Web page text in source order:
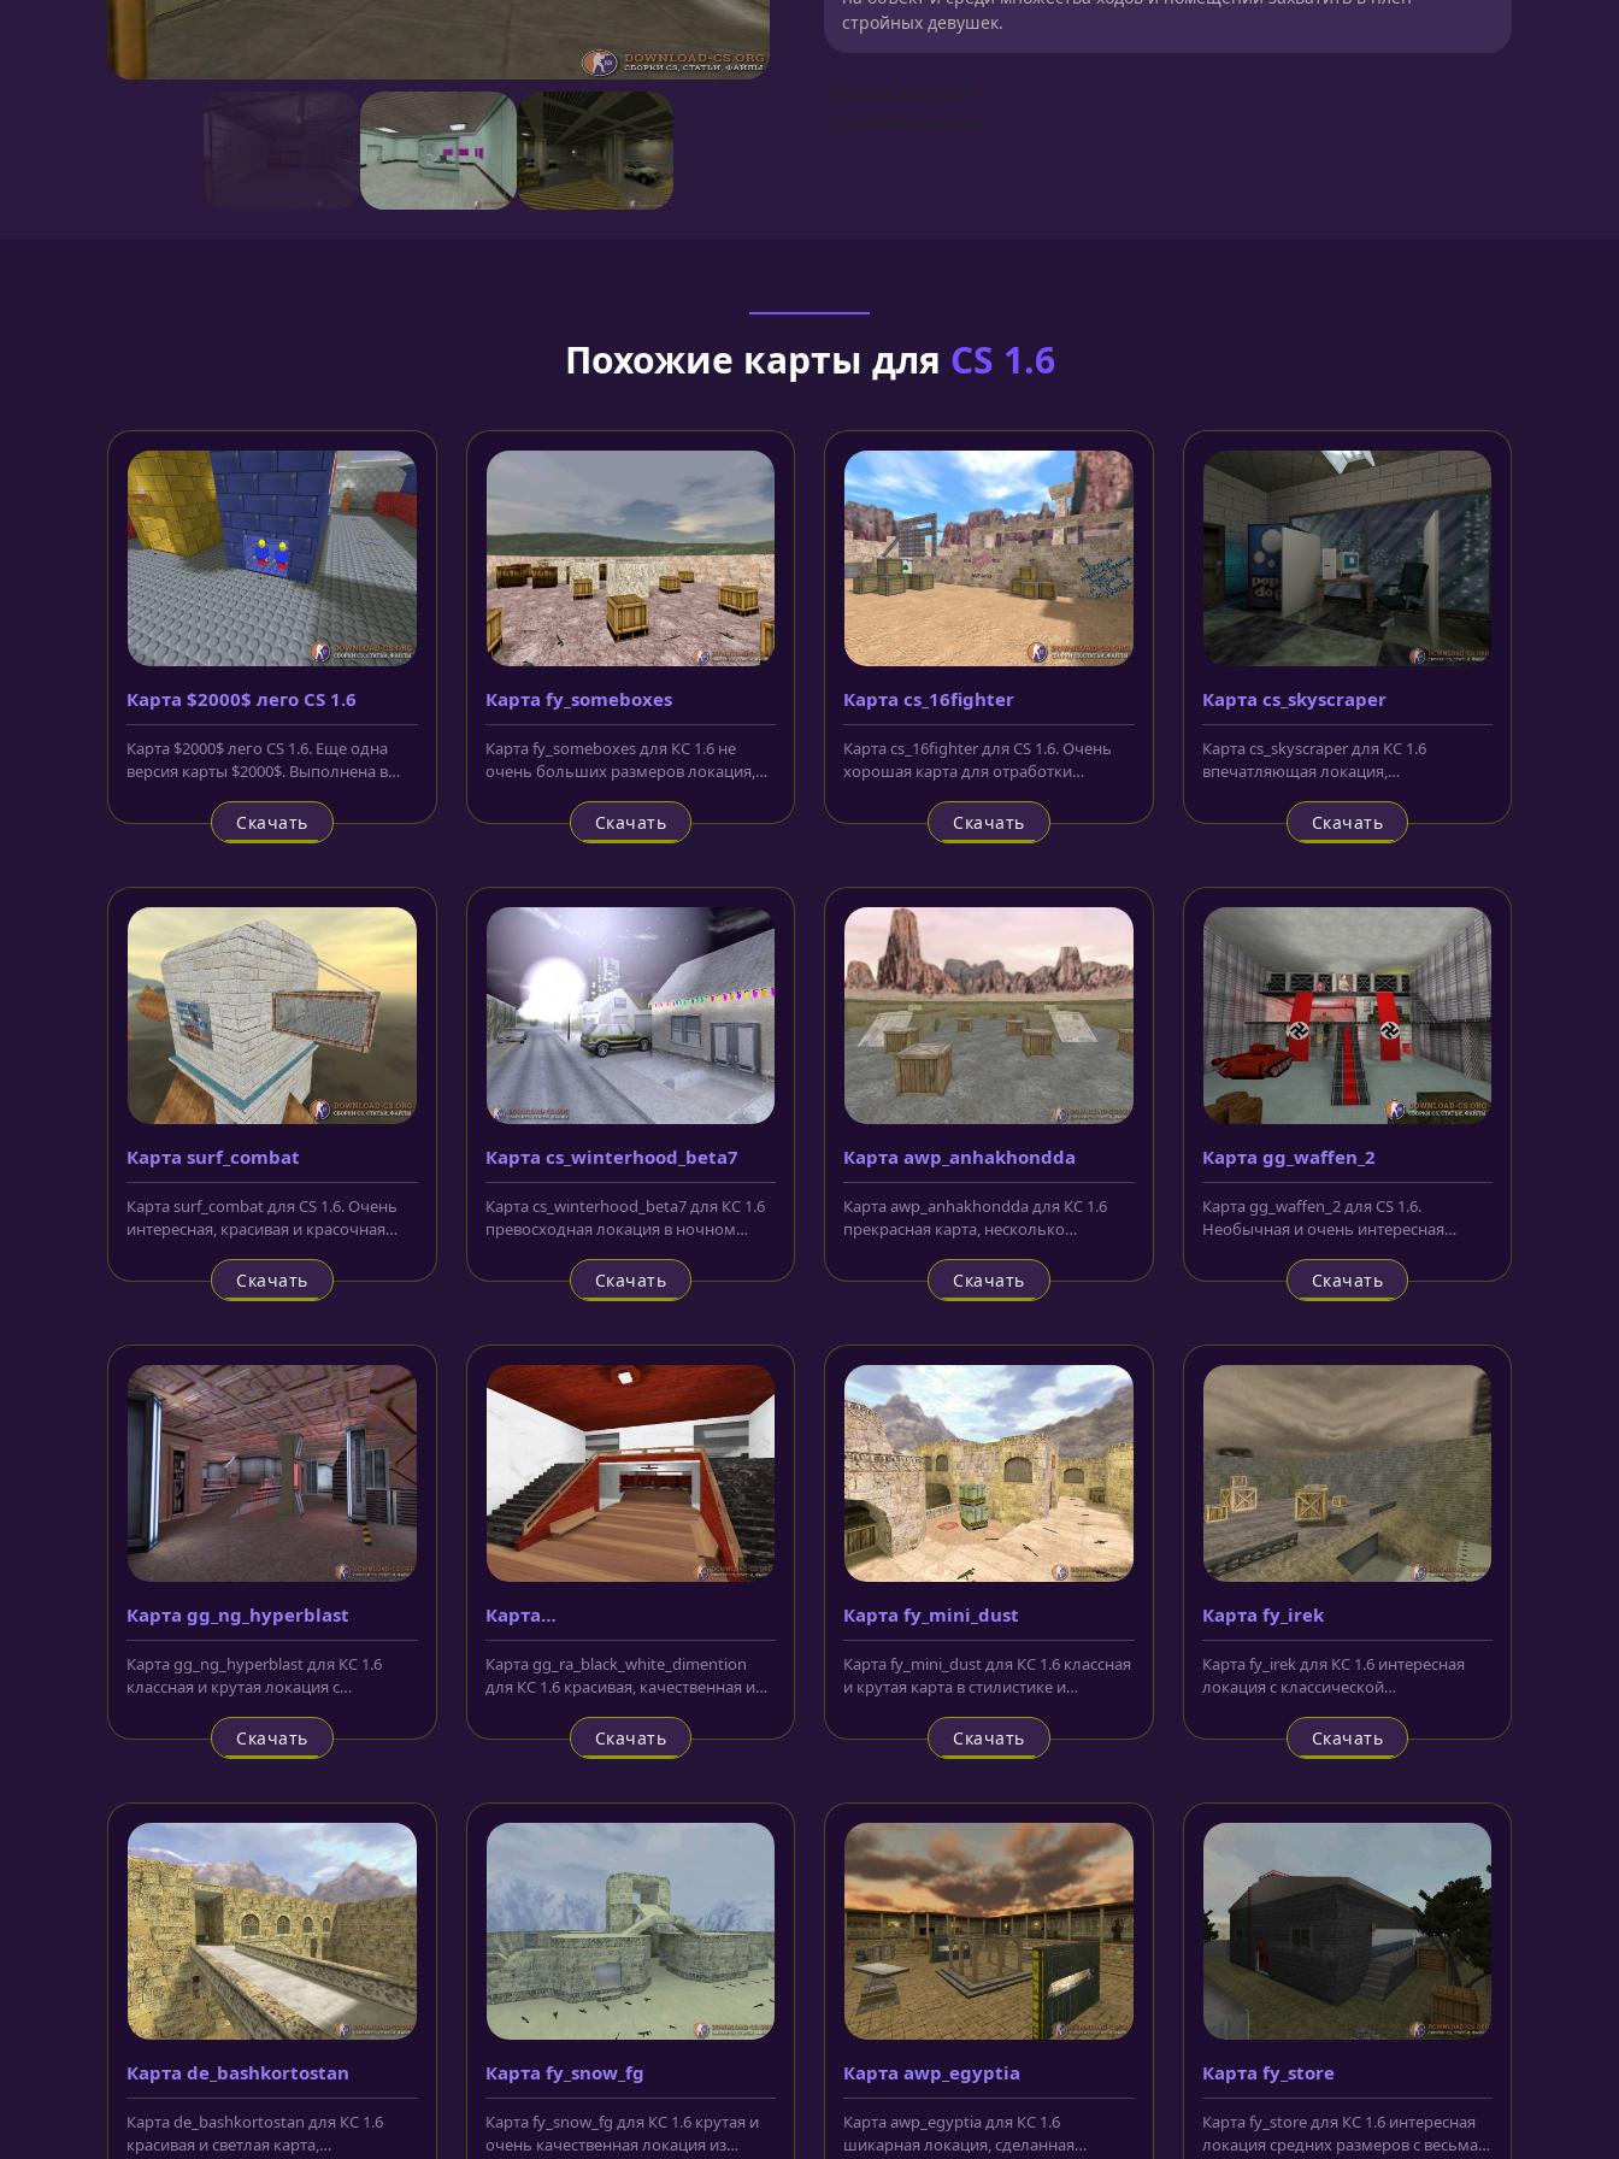
стройных девушек.
Похожие карты для CS 1.6
Карта $2000$ лего CS 1.6
Карта $2000$ лего CS 1.6. Еще одна
версия карты $2000$. Выполнена в
Скачать
Карта fy_someboxes
Карта fy_someboxes для КС 1.6 не
очень больших размеров локация,
Скачать
Карта cs_16fighter
Карта cs_16fighter для CS 1.6. Очень
хорошая карта для отработки
Скачать
Карта cs_skyscraper
Карта cs_skyscraper для КС 1.6
впечатляющая локация,
современного...Скачать
Карта surf_combat
Карта surf_combat для CS 1.6. Очень
интересная, красивая и красочная
Скачать
Карта cs_winterhood_beta7
Карта cs_winterhood_beta7 для КС 1.6
превосходная локация в ночном
Скачать
Карта awp_anhakhondda
Карта awp_anhakhondda для КС 1.6
прекрасная карта, несколько
конфигурацией карты...
Скачать
Карта gg_waffen_2
Карта gg_waffen_2 для CS 1.6.
Необычная и очень интересная
военной...
Скачать
Карта gg_ng_hyperblast
Карта gg_ng_hyperblast для КС 1.6
классная и крутая локация с
анимацией....
Скачать
Карта
gg_ra_black_white_dimention
Карта gg_ra_black_white_dimention
для КС 1.6 красивая, качественная и
Скачать
Карта fy_mini_dust
Карта fy_mini_dust для КС 1.6 классная
и крутая карта в стилистике и
Скачать
Карта fy_irek
Карта fy_irek для КС 1.6 интересная
локация с классической
Любопытна...
Скачать
Карта de_bashkortostan
Карта de_bashkortostan для КС 1.6
красивая и светлая карта,
Карта fy_snow_fg
Карта fy_snow_fg для КС 1.6 крутая и
очень качественная локация из
Карта awp_egyptia
Карта awp_egyptia для КС 1.6
шикарная локация, сделанная
Карта fy_store
Карта fy_store для КС 1.6 интересная
локация средних размеров с весьма